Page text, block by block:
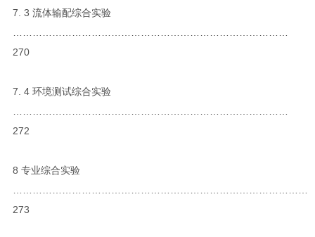
7. 3 流体输配综合实验
270
7. 4 环境测试综合实验
272
8 专业综合实验
273